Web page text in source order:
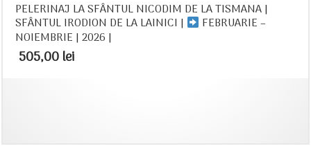
PELERINAJ LA SFÂNTUL NICODIM DE LA TISMANA |
SFÂNTUL IRODION DE LA LAINICI | FEBRUARIE –
NOIEMBRIE | 2026 |
505,00 lei